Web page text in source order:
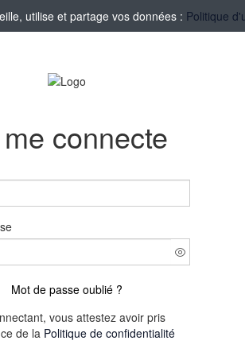
utilise et partage vos données : Politique
connecte
Mot de passe oublié ?
vous attestez avoir pris
de la Politique de confidentialité